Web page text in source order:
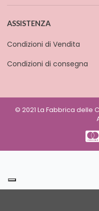
ASSISTENZA
Condizioni di Vendita
Condizioni di consegna
© 2021 La Fabbrica delle